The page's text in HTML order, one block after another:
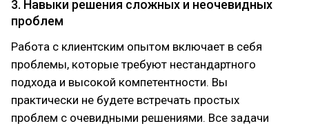
3. Навыки решения сложных и неочевидных
проблем
Работа с клиентским опытом включает в себя
проблемы, которые требуют нестандартного
подхода и высокой компетентности. Вы
практически не будете встречать простых
проблем с очевидными решениями. Все задачи